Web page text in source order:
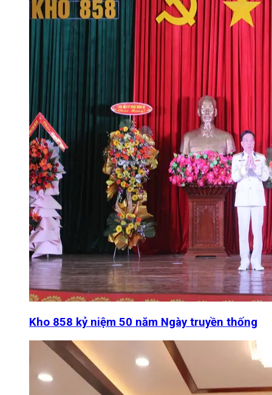
Kho 858 kỷ niệm 50 năm Ngày truyền thống